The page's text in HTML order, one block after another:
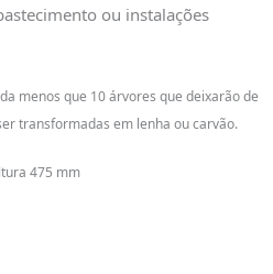
ou instalações
menos que 10 árvores que deixarão de
transformadas em lenha ou carvão.
475 mm